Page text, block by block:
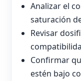
Analizar el
saturación
Revisar
Confirmar
estén bajo